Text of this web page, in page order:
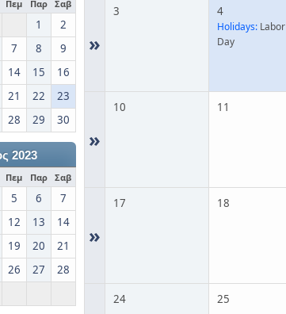
Πεμ Παρ Σαβ
1
2
7 8
9
14 15
16
21 22
23
28 29 30
2023
Πεμ Παρ Σαβ
5 6
7
12 13
14
19 20
21
26 27
28
»
3 4
Holidays: Labor
Day
»
10 11
»
17 18
24 25